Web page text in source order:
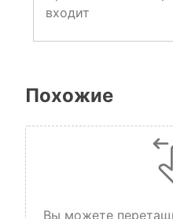
входит
Похожие
Вы можете